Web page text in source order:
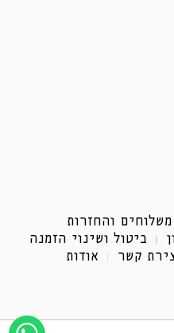
משלוחים והחזרות
ביטול ושינוי הזמנה
קשר אודות